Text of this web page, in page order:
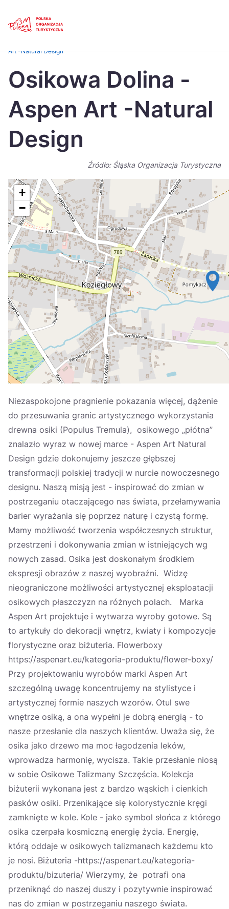
Česká
Dansk
Italiano
日本
Português
Suomi
Україна
Zamknij
Art -Natural Design
Osikowa Dolina -
Aspen Art -Natural
Design
Źródło: Śląska Organizacja Turystyczna
+
−
Niezaspokojone pragnienie pokazania więcej, dążenie
do przesuwania granic artystycznego wykorzystania
drewna osiki (Populus Tremula), osikowego „płótna”
znalazło wyraz w nowej marce - Aspen Art Natural
Design gdzie dokonujemy jeszcze głębszej
transformacji polskiej tradycji w nurcie nowoczesnego
designu. Naszą misją jest - inspirować do zmian w
postrzeganiu otaczającego nas świata, przełamywania
barier wyrażania się poprzez naturę i czystą formę.
Mamy możliwość tworzenia współczesnych struktur,
przestrzeni i dokonywania zmian w istniejących wg
nowych zasad. Osika jest doskonałym środkiem
ekspresji obrazów z naszej wyobraźni. Widzę
nieograniczone możliwości artystycznej eksploatacji
osikowych płaszczyzn na różnych polach. Marka
Aspen Art projektuje i wytwarza wyroby gotowe. Są
to artykuły do dekoracji wnętrz, kwiaty i kompozycje
florystyczne oraz biżuteria. Flowerboxy
https://aspenart.eu/kategoria-produktu/flower-boxy/
Przy projektowaniu wyrobów marki Aspen Art
szczególną uwagę koncentrujemy na stylistyce i
artystycznej formie naszych wzorów. Otul swe
wnętrze osiką, a ona wypełni je dobrą energią - to
nasze przesłanie dla naszych klientów. Uważa się, że
osika jako drzewo ma moc łagodzenia leków,
wprowadza harmonię, wycisza. Takie przesłanie niosą
w sobie Osikowe Talizmany Szczęścia. Kolekcja
biżuterii wykonana jest z bardzo wąskich i cienkich
pasków osiki. Przenikające się kolorystycznie kręgi
zamknięte w kole. Kole - jako symbol słońca z którego
osika czerpała kosmiczną energię życia. Energię,
którą oddaje w osikowych talizmanach każdemu kto
je nosi. Biżuteria -https://aspenart.eu/kategoria-
produktu/bizuteria/ Wierzymy, że potrafi ona
przeniknąć do naszej duszy i pozytywnie inspirować
nas do zmian w postrzeganiu naszego świata.